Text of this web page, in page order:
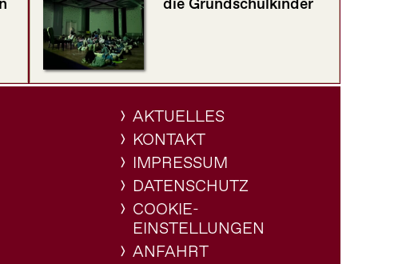
die Grundschulkinder
AKTUELLES
KONTAKT
IMPRESSUM
DATENSCHUTZ
COOKIE-
EINSTELLUNGEN
ANFAHRT